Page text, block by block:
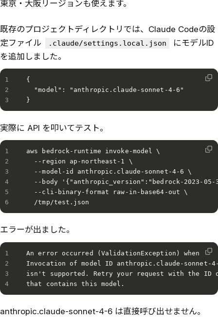
東京・大阪リージョンも使えます。
既存のプロジェクトディレクトリでは、Claude Codeの設
定ファイル
.claude/settings.local.json
にモデルID
を追加しました。
{
  "model": "anthropic.claude-sonnet-4-6"
}
実際に API を叩いてテスト。
aws bedrock-runtime invoke-model \
  --region ap-northeast-1 \
  --model-id anthropic.claude-sonnet-4-6 \
--body '{"anthropic_version":"bedrock-2023-
  --cli-binary-format raw-in-base64-out \
  /tmp/test.json
エラーが出ました。
An error occurred (ValidationException) when
Invocation of model ID anthropic.claude-sonnet-
isn't supported. Retry your request with the ID
that contains this model.
anthropic.claude-sonnet-4-6 は直接呼び出せません。